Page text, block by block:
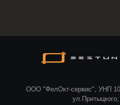
ООО "ФелОкт-сервис", УНП